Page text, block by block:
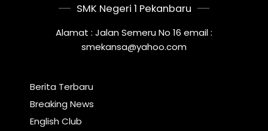
SMK Negeri 1 Pekanbaru
Alamat : Jalan Semeru No 16 email :
smekansa@yahoo.com
Berita Terbaru
Breaking News
English Club